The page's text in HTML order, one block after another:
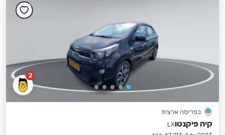
2
בפריסה ארצית
קיה פיקנטוLX